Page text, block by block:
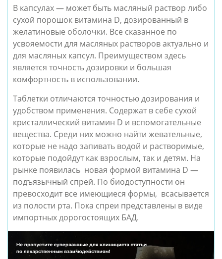
В капсулах — может быть масляный раствор либо
сухой порошок витамина D, дозированный в
желатиновые оболочки. Все сказанное по
усвояемости для масляных растворов актуально и
для масляных капсул. Преимуществом здесь
является точность дозировки и большая
комфортность в использовании.
Таблетки отличаются точностью дозирования и
удобством применения. Содержат в себе сухой
кристаллический витамин D и вспомогательные
вещества. Среди них можно найти жевательные,
которые не надо запивать водой и растворимые,
которые подойдут как взрослым, так и детям. На
рынке появилась новая формой витамина D —
подъязычный спрей. По биодоступности он
превосходит все имеющиеся формы, всасывается
из полости рта. Пока спреи представлены в виде
импортных дорогостоящих БАД.